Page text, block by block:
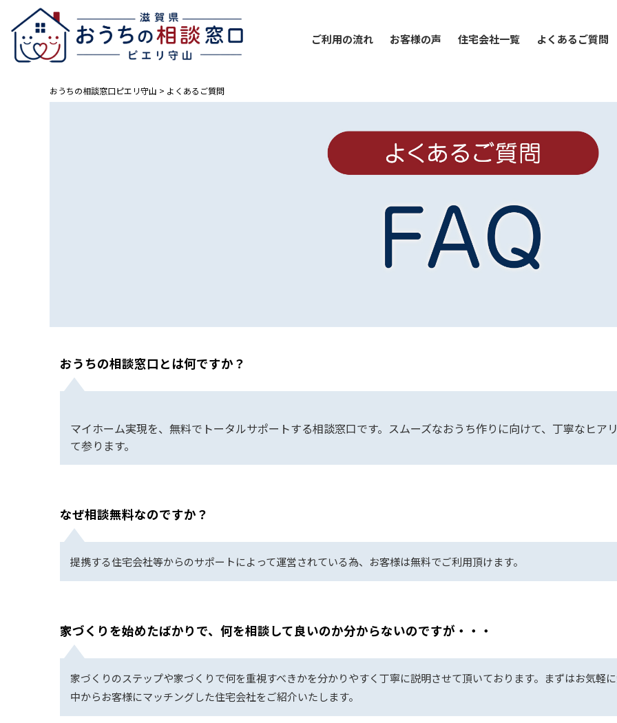
ご利用の流れ お客様の声 住宅会社一覧 よくあるご質問
おうちの相談窓口ピエリ守山 > よくあるご質問
おうちの相談窓口とは何ですか？
マイホーム実現を、無料でトータルサポートする相談窓口です。スムーズなおうち作りに向けて、丁寧なヒア
て参ります。
なぜ相談無料なのですか？
提携する住宅会社等からのサポートによって運営されている為、お客様は無料でご利用頂けます。
家づくりを始めたばかりで、何を相談して良いのか分からないのですが・・・
家づくりのステップや家づくりで何を重視すべきかを分かりやすく丁寧に説明させて頂いております。まずはお気軽
中からお客様にマッチングした住宅会社をご紹介いたします。